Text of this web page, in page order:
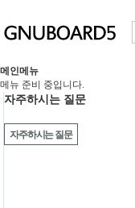
메인메뉴
메뉴 준비 중입니다.
자주하시는 질문
자주하시는 질문